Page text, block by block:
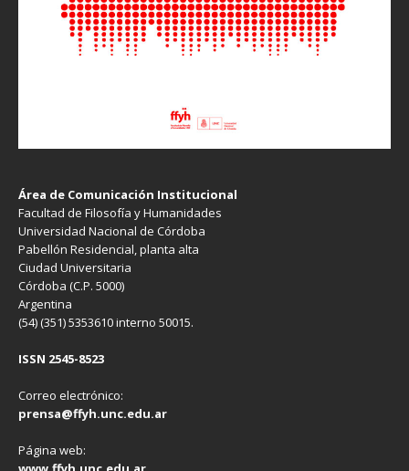
Área de Comunicación Institucional
Facultad de Filosofía y Humanidades
Universidad Nacional de Córdoba
Pabellón Residencial, planta alta
Ciudad Universitaria
Córdoba (C.P. 5000)
Argentina
(54) (351) 5353610 interno 50015.
ISSN 2545-8523
Correo electrónico:
prensa@ffyh.unc.edu.ar
Página web: